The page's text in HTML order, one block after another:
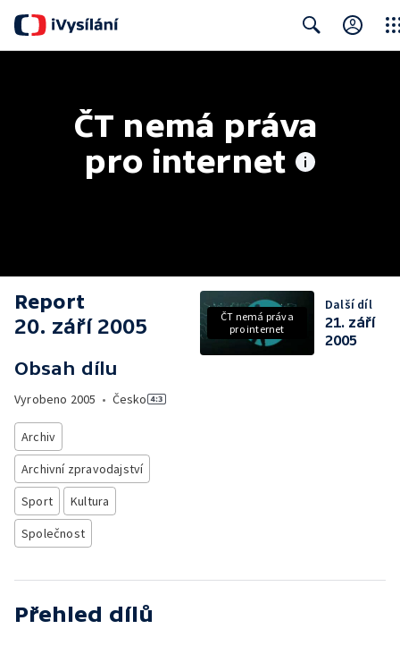
ČT nemá práva
pro internet
Report
20. září 2005
Obsah dílu
Vyrobeno 2005 • Česko
Archiv
Archivní zpravodajství
Sport
Kultura
Společnost
ČT nemá práva
pro internet
Další díl
21. září
2005
Přehled dílů